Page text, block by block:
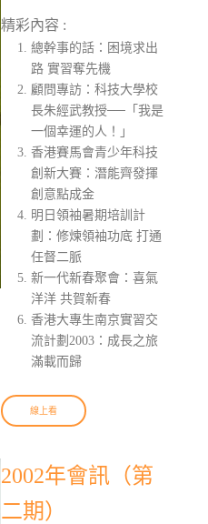
精彩內容 :
總幹事的話：困境求出
路 實習奪先機
顧問專訪：科技大學校
長朱經武教授──「我是
一個幸運的人！」
香港賽馬會青少年科技
創新大賽：潛能齊發揮
創意點成金
明日領袖暑期培訓計
劃：修煉領袖功底 打通
任督二脈
新一代新春聚會：喜氣
洋洋 共賀新春
香港大專生南京實習交
流計劃2003：成長之旅
滿載而歸
線上看
2002年會訊（第
二期）